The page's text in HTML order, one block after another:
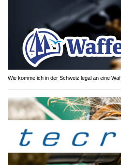
Wie komme ich in der Schweiz legal an eine